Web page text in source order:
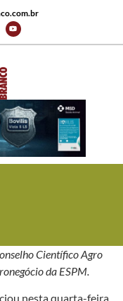
Científico Agro
da ESPM.
nesta quarta-feira